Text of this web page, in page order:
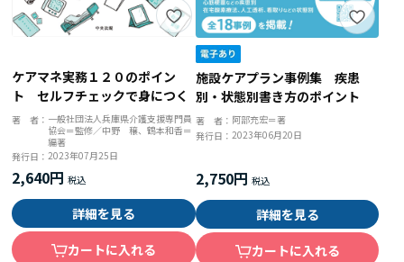
ケアマネ実務１２０のポイン
ト セルフチェックで身につく
著 者： 一般社団法人兵庫県介護支援専門員
協会＝監修／中野 穣、鶴本和香＝
編著
発行日：2023年07月25日
2,640円
詳細を見る
カートに入れる
施設ケアプラン事例集 疾患
別・状態別書き方のポイント
著 者： 阿部充宏＝著
発行日： 2023年06月20日
2,750円
詳細を見る
カートに入れる